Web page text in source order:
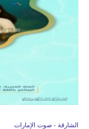
الشارقة - صوت الإمارات